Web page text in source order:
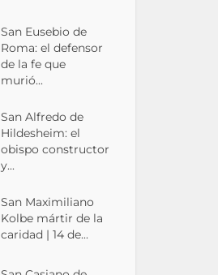
San Eusebio de
Roma: el defensor
de la fe que
murió...
San Alfredo de
Hildesheim: el
obispo constructor
y...
San Maximiliano
Kolbe mártir de la
caridad | 14 de...